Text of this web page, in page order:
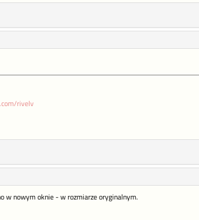
rivelv
w nowym oknie - w rozmiarze oryginalnym.